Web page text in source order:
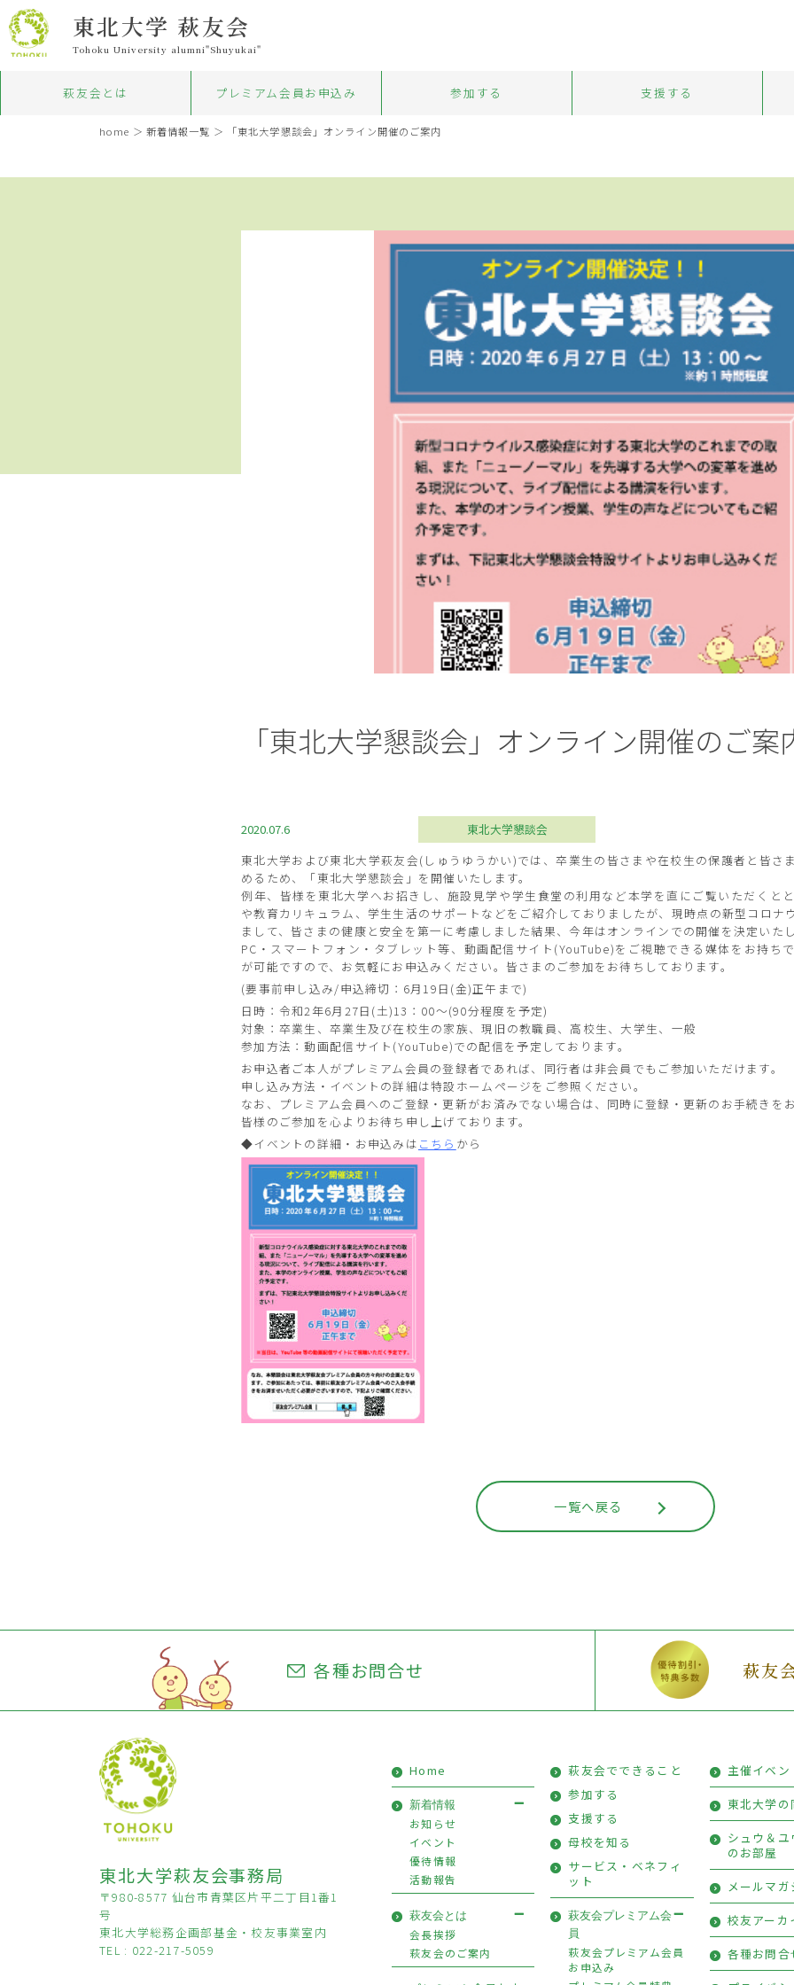
東北大学 萩友会
Tohoku University alumni"Shuyukai"
萩友会とは プレミアム会員お申込み 参加する 支援する
home ＞ 新着情報一覧 ＞ 「東北大学懇談会」オンライン開催のご案内
「東北大学懇談会」オンライン開催のご案
2020.07.6
東北大学懇談会
東北大学および東北大学萩友会(しゅうゆうかい)では、卒業生の皆さまや在校生の保護者と皆さ
めるため、「東北大学懇談会」を開催いたします。
例年、皆様を東北大学へお招きし、施設見学や学生食堂の利用など本学を直にご覧いただくと
や教育カリキュラム、学生生活のサポートなどをご紹介しておりましたが、現時点の新型コロナ
まして、皆さまの健康と安全を第一に考慮しました結果、今年はオンラインでの開催を決定いた
PC・スマートフォン・タブレット等、動画配信サイト(YouTube)をご視聴できる媒体をお持ち
が可能ですので、お気軽にお申込みください。皆さまのご参加をお待ちしております。
(要事前申し込み/申込締切：6月19日(金)正午まで)
日時：令和2年6月27日(土)13：00～(90分程度を予定)
対象：卒業生、卒業生及び在校生の家族、現旧の教職員、高校生、大学生、一般
参加方法：動画配信サイト(YouTube)での配信を予定しております。
お申込者ご本人がプレミアム会員の登録者であれば、同行者は非会員でもご参加いただけます。
申し込み方法・イベントの詳細は特設ホームページをご参照ください。
なお、プレミアム会員へのご登録・更新がお済みでない場合は、同時に登録・更新のお手続きを
皆様のご参加を心よりお待ち申し上げております。
◆イベントの詳細・お申込みは こちら から
一覧へ戻る
各種お問合せ 萩友
東北大学萩友会事務局
〒980-8577 仙台市青葉区片平二丁目1番1
号
東北大学総務企画部基金・校友事業室内
TEL : 022-217-5059
Home
新着情報
お知らせ
イベント
優待情報
活動報告
萩友会とは
会長挨拶
萩友会のご案内
萩友会でできること
参加する
支援する
母校を知る
サービス・ベネフィ
ット
萩友会プレミアム会
員
萩友会プレミアム会員
お申込み
主催イベン
東北大学
シュウ＆
のお部屋
メールマガ
校友アーカ
各種お問合